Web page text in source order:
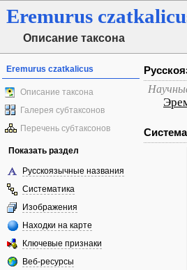
Eremurus
Описание таксона
Eremurus czatkalicus
Описание таксона
Галерея субтаксонов
Перечень субтаксонов
Показать раздел
Русскоязычные названия
Систематика
Изображения
Находки на карте
Ключевые признаки
Веб-ресурсы